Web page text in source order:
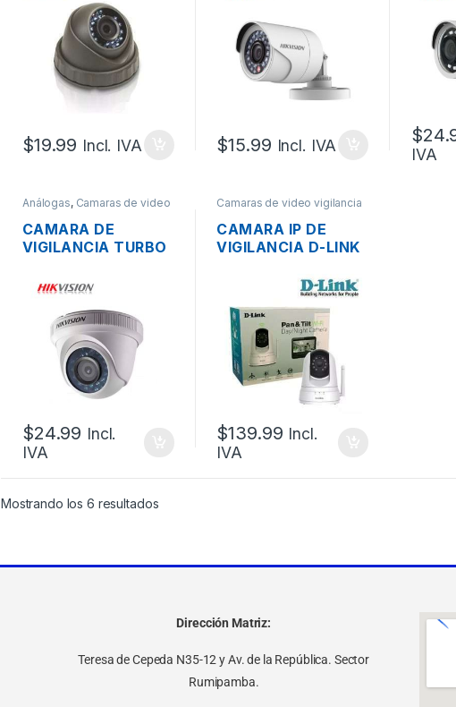
CABLE +
ADAPTADOR
$19.99 Incl. IVA
IP66 DIA Y NOCHE
$15.99 Incl. IVA
IP66
$
IVA
Análogas, Camaras de video
vigilancia y Grabadores
Redes
CAMARA DE
VIGILANCIA TURBO
HIKVISION DS-
2CE56D0T-IRMF
2MP 1080P 3.6MM
IP66 DIA Y NOCHE
$24.99 Incl.
IVA
Camaras de video vigilancia
Redes
CAMARA IP DE
VIGILANCIA D-LINK
WIRELESS N PTZ
$139.99 Incl.
IVA
Mostrando los 6 resultados
Dirección Matriz:
Teresa de Cepeda N35-12 y Av. de la República. Sector
Rumipamba.